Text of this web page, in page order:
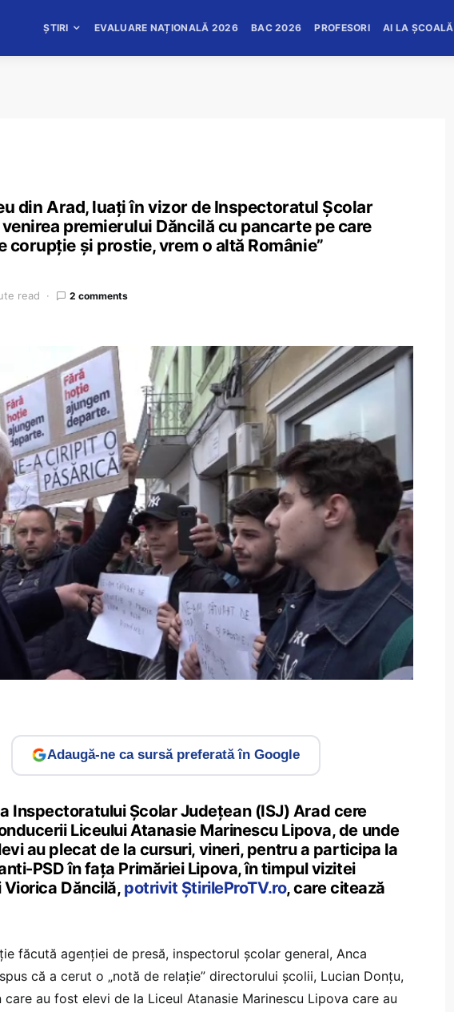
ȘTIRI EVALUARE NAȚIONALĂ 2026 BAC 2026 PROFESORI AI LA ȘCOALĂ
din Arad, luați în vizor de Inspectoratul Școlar
premierului Dăncilă cu pancarte pe care
corupţie şi prostie, vrem o altă Românie”
read 2 comments
Adaugă-ne ca sursă preferată în Google
Inspectoratului Şcolar Judeţean (ISJ) Arad cere
Liceului Atanasie Marinescu Lipova, de unde
au plecat de la cursuri, vineri, pentru a participa la
PSD în faţa Primăriei Lipova, în timpul vizitei
Viorica Dăncilă, potrivit ȘtirileProTV.ro, care citează
făcută agenției de presă, inspectorul şcolar general, Anca
că a cerut o „notă de relaţie” directorului şcolii, Lucian Donţu,
au fost elevi de la Liceul Atanasie Marinescu Lipova care au